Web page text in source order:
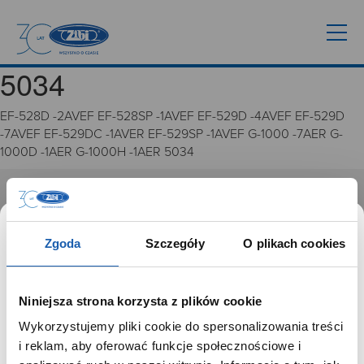
Zgoda Szczegóły O plikach cookies
Niniejsza strona korzysta z plików cookie
Wykorzystujemy pliki cookie do spersonalizowania treści
i reklam, aby oferować funkcje społecznościowe i
5034
EF-528D -2AVEF EF-528SP -1AVEF EF-529D -4AVEF EF-529D
-7AVEF EF-529DC -1AVER EF-529SP -1AVEF G-1000 -7AER G-
1000D -1AER G-1000H -1AER 5034
GRUPA ZIBI
Historia
Kariera
Zgoda na ciasteczka
SZANOWNY UŻYTKOWNIKU,